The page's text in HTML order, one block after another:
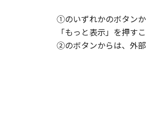
①のいずれかのボタンか
「もっと表示」を押す
②のボタンからは、外部